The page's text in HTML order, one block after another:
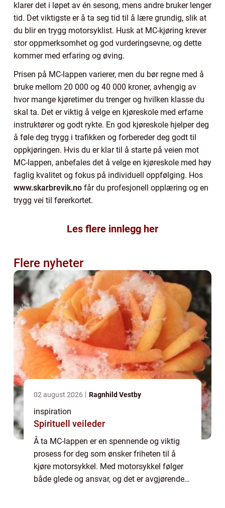
klarer det i løpet av én sesong, mens andre bruker lenger
tid. Det viktigste er å ta seg tid til å lære grundig, slik at
du blir en trygg motorsyklist. Husk at MC-kjøring krever
stor oppmerksomhet og god vurderingsevne, og dette
kommer med erfaring og øving.
Prisen på MC-lappen varierer, men du bør regne med å
bruke mellom 20 000 og 40 000 kroner, avhengig av
hvor mange kjøretimer du trenger og hvilken klasse du
skal ta. Det er viktig å velge en kjøreskole med erfarne
instruktører og godt rykte. En god kjøreskole hjelper deg
å føle deg trygg i trafikken og forbereder deg godt til
oppkjøringen. Hvis du er klar til å starte på veien mot
MC-lappen, anbefales det å velge en kjøreskole med høy
faglig kvalitet og fokus på individuell oppfølging. Hos
www.skarbrevik.no får du profesjonell opplæring og en
trygg vei til førerkortet.
Les flere innlegg her
Flere nyheter
02 august 2026 Ragnhild Vestby
inspiration
Spirituell veileder
Å ta MC-lappen er en spennende og viktig
prosess for deg som ønsker friheten til å
kjøre motorsykkel. Med motorsykkel følger
både glede og ansvar, og det er avgjørende å